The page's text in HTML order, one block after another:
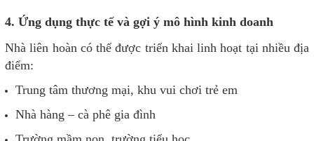
4. Ứng dụng thực tế và gợi ý mô hình kinh doanh
Nhà liên hoàn có thể được triển khai linh hoạt tại nhiều địa
điểm:
Trung tâm thương mại, khu vui chơi trẻ em
Nhà hàng – cà phê gia đình